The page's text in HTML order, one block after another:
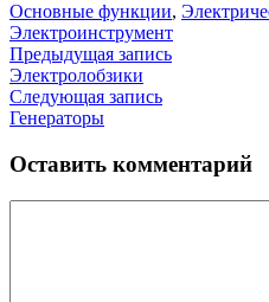
Основные функции,
Электроинструмент
Предыдущая запись
Электролобзики
Следующая запись
Генераторы
Оставить комментарий